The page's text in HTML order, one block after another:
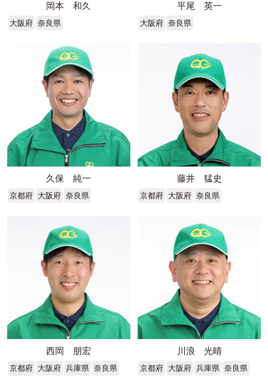
岡本 和久
大阪府 奈良県
平尾 英一
大阪府 奈良県
久保 純一
京都府 大阪府 奈良県
藤井 猛史
京都府 大阪府 奈良県
西岡 朋宏
京都府 大阪府 兵庫県 奈良県
川浪 光晴
京都府 大阪府 兵庫県 奈良県